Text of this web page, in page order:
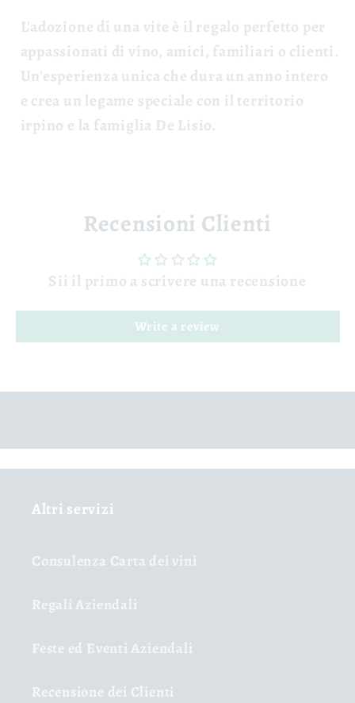
L'adozione di una vite è ilregalo perfetto per
appassionati di vino, amici, familiari o clienti.
Un'esperienza unica che dura un anno intero
e crea un legame speciale con il territorio
irpino e la famiglia De Lisio.
Recensioni Clienti
Sii il primo a scrivere una recensione
Write a review
Altri servizi
Consulenza Carta dei vini
Regali Aziendali
Feste ed Eventi Aziendali
Recensione dei Clienti